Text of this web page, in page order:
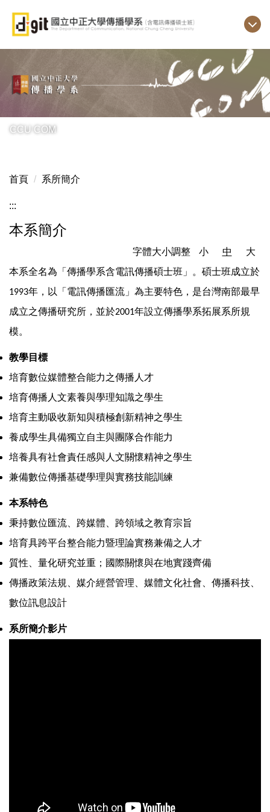
主
區
CCU COM
首頁 系所簡介
:::
本系簡介
字體大小調整 小 中
大
本系全名為「傳播學系含電訊傳播碩士班」。碩士班成立於
1993年，以「電訊傳播匯流」為主要特色，是台灣南部最早
成立之傳播研究所，並於2001年設立傳播學系拓展系所規
模。
教學目標
培育數位媒體整合能力之傳播人才
培育傳播人文素養與學理知識之學生
培育主動吸收新知與積極創新精神之學生
養成學生具備獨立自主與團隊合作能力
培養具有社會責任感與人文關懷精神之學生
兼備數位傳播基礎學理與實務技能訓練
本系特色
秉持數位匯流、跨媒體、跨領域之教育宗旨
培育具跨平台整合能力暨理論實務兼備之人才
質性、量化研究並重；國際關懷與在地實踐齊備
傳播政策法規、媒介經營管理、媒體文化社會、傳播科技、
數位訊息設計
系所簡介影片